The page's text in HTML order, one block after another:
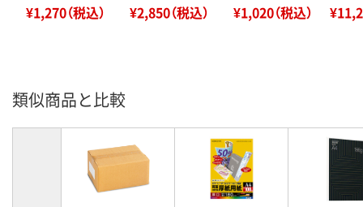
¥1,270（税込） ¥2,850（税込） ¥1,020（税込）
類似商品と比較